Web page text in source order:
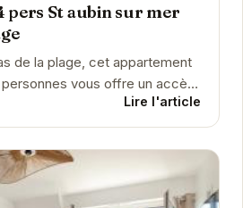
pers St aubin sur mer
de la plage, cet appartement
vous offre un accès
de...
Lire l'article